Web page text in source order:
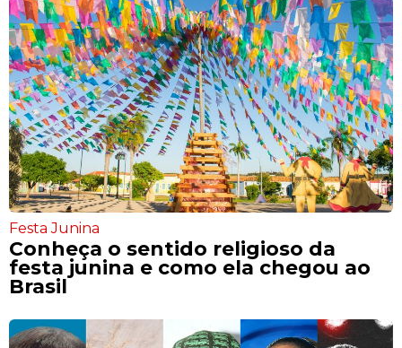
Festa Junina
Conheça o sentido religioso da
festa junina e como ela chegou ao
Brasil